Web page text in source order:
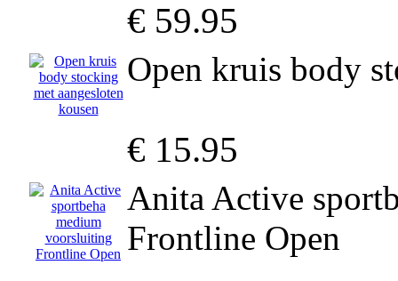
€ 59.95
Open kruis body
€ 15.95
Anita Active
Frontline Open